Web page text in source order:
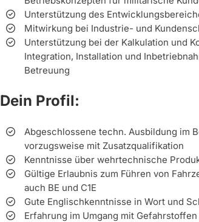
Unterstützung des
Mitwirkung bei Industrie- und
Unterstützung bei der Kalkulation und
Integration, Installation und
Betreuung
Dein Profil:
Abgeschlossene techn. Ausbildung im
vorzugsweise mit Zusatzqualifikation
Kenntnisse über wehrtechnische
Gültige Erlaubnis zum Führen von
auch BE und C1E
Gute Englischkenntnisse in Wort und
Erfahrung im Umgang mit